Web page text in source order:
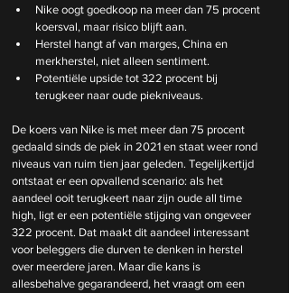
Nike oogt goedkoop na meer dan 75 procent
koersval, maar risico blijft aan.
Herstel hangt af van marges, China en
merkherstel, niet alleen sentiment.
Potentiële upside tot 322 procent bij
terugkeer naar oude piekniveaus.
De koers van Nike is met meer dan 75 procent
gedaald sinds de piek in 2021 en staat weer rond
niveaus van ruim tien jaar geleden. Tegelijkertijd
ontstaat er een opvallend scenario: als het
aandeel ooit terugkeert naar zijn oude all time
high, ligt er een potentiële stijging van ongeveer
322 procent. Dat maakt dit aandeel interessant
voor beleggers die durven te denken in herstel
over meerdere jaren. Maar die kans is
allesbehalve gegarandeerd, het vraagt om een